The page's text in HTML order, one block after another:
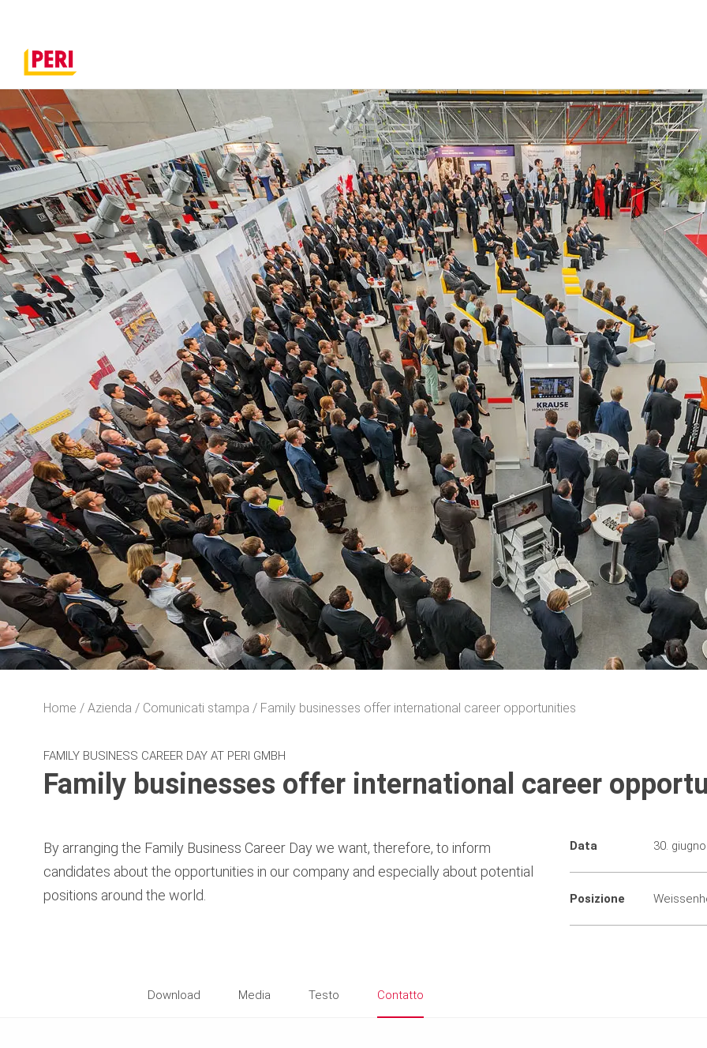
Home Azienda Comunicati stampa Family businesses offer international career opportunities
FAMILY BUSINESS CAREER DAY AT PERI GMBH
Family businesses offer international career
By arranging the Family Business Career Day we want, therefore, to inform
candidates about the opportunities in our company and especially about potential
positions around the world.
Data 30.
Posizione
Download Media Testo Contatto